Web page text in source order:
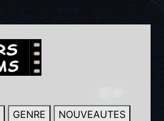
GENRE
NOUVEAUTES